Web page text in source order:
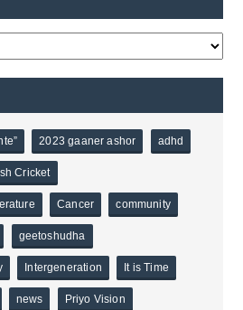
2023 gaaner ashor adhd
Cricket
Cancer community
geetoshudha
Intergeneration It is Time
news Priyo Vision